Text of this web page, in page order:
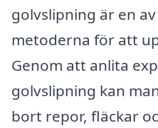
golvslipning är en
metoderna för att
Genom att anlita
golvslipning kan
bort repor, fläckar